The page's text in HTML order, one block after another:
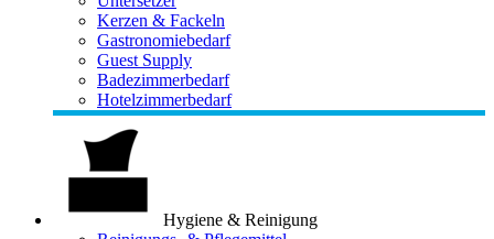
Kerzen & Fackeln
Gastronomiebedarf
Guest Supply
Badezimmerbedarf
Hotelzimmerbedarf
Hygiene & Reinigung